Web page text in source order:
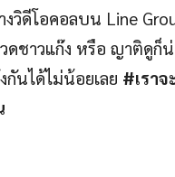
งวิดีโอคอลบน Line
ชาวแก๊ง หรือ ญาติดูก็น่
กันได้ไม่น้อยเลย #เรา